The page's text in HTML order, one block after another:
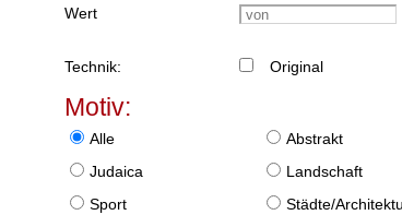
Wert
Technik: Original
Motiv:
Alle Abstrakt
Judaica
Landschaft
Sport
Städte/